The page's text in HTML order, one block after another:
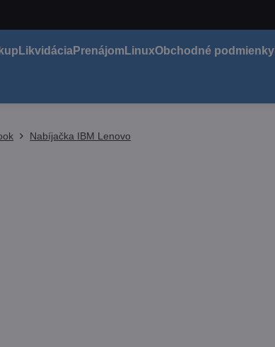
LikvidáciaPrenájom LinuxObchodné podmienky
Nabíjačka IBM Lenovo